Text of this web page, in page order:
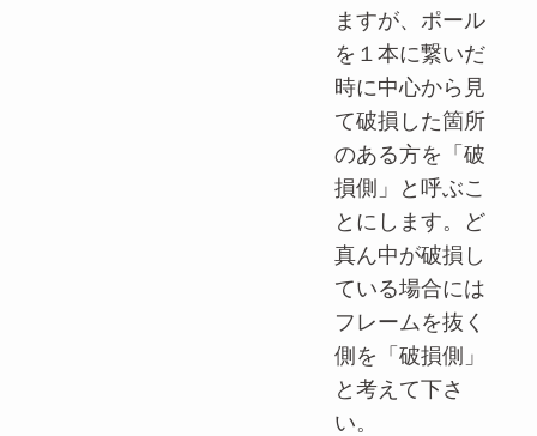
ますが、ポール
を１本に繋いだ
時に中心から見
て破損した箇所
のある方を「破
損側」と呼ぶこ
とにします。ど
真ん中が破損し
ている場合には
フレームを抜く
側を「破損側」
と考えて下さ
い。